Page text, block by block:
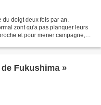
doigt deux fois par an.
zont qu'a pas planquer leurs
et pour mener campagne,
Fukushima »